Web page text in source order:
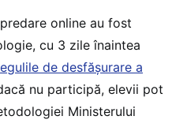
online au fost
cu 3 zile înaintea
de desfășurare a
nu participă, elevii pot
Ministerului